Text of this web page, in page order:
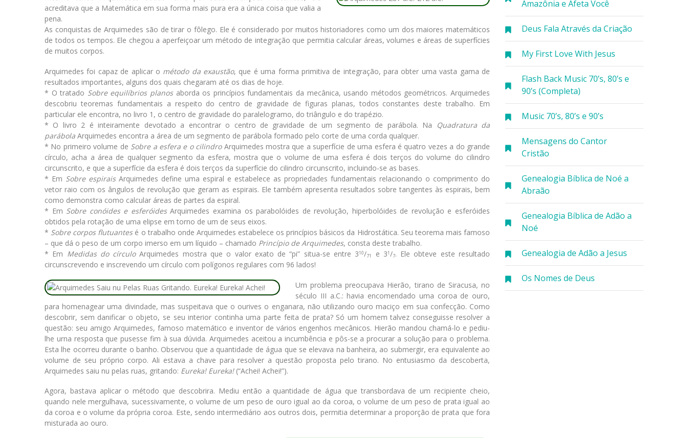
Amazônia e Afeta Você
Deus Fala Através da Criação
My First Love With Jesus
Flash Back Music 70’s, 80’s e
90’s (Completa)
Music 70’s, 80’s e 90’s
Mensagens do Cantor
Cristão
Genealogia Bíblica de Noé a
Abraão
Genealogia Bíblica de Adão a
Noé
Genealogia de Adão a Jesus
Os Nomes de Deus
acreditava que a Matemática em sua forma mais pura era a única coisa que valia a
pena.
As conquistas de Arquimedes são de tirar o fôlego. Ele é considerado por muitos historiadores como um dos maiores matemáticos
de todos os tempos. Ele chegou a aperfeiçoar um método de integração que permitia calcular áreas, volumes e áreas de superfícies
de muitos corpos.
Arquimedes foi capaz de aplicar o método da exaustão, que é uma forma primitiva de integração, para obter uma vasta gama de
resultados importantes, alguns dos quais chegaram até os dias de hoje.
* O tratado Sobre equilíbrios planosaborda os princípios fundamentais da mecânica, usando métodos geométricos. Arquimedes
descobriu teoremas fundamentais a respeito do centro de gravidade de figuras planas, todos constantes deste trabalho. Em
particular ele encontra, no livro 1, o centro de gravidade do paralelogramo, do triângulo e do trapézio.
* O livro 2 é inteiramente devotado a encontrar o centro de gravidade de um segmento de parábola. Na
Quadratura da
parábola Arquimedes encontra a área de um segmento de parábola formado pelo corte de uma corda qualquer.
* No primeiro volume de Sobre a esfera e o cilindroArquimedes mostra que a superfície de uma esfera é quatro vezes a do grande
círculo, acha a área de qualquer segmento da esfera, mostra que o volume de uma esfera é dois terços do volume do cilindro
circunscrito, e que a superfície da esfera é dois terços da superfície do cilindro circunscrito, incluindo-se as bases.
* Em Sobre espiraisArquimedes define uma espiral e estabelece as propriedades fundamentais relacionando o comprimento do
vetor raio com os ângulos de revolução que geram as espirais. Ele também apresenta resultados sobre tangentes às espirais, bem
como demonstra como calcular áreas de partes da espiral.
* Em Sobre conóides e esferóidesArquimedes examina os parabolóides de revolução, hiperbolóides de revolução e esferóides
obtidos pela rotação de uma elipse em torno de um de seus eixos.
* Sobre corpos flutuantesé o trabalho onde Arquimedes estabelece os princípios básicos da Hidrostática. Seu teorema mais famoso
– que dá o peso de um corpo imerso em um líquido – chamado Princípio de Arquimedes, consta deste trabalho.
* Em Medidas do círculoArquimedes mostra que o valor exato de “pi” situa-se entre 310/71 e 31/7. Ele obteve este resultado
circunscrevendo e inscrevendo um círculo com polígonos regulares com 96 lados!
Um problema preocupava Hierão, tirano de Siracusa, no
século III a.C.: havia encomendado uma coroa de ouro,
para homenagear uma divindade, mas suspeitava que o ourives o enganara, não utilizando ouro maciço em sua confecção. Como
descobrir, sem danificar o objeto, se seu interior continha uma parte feita de prata? Só um homem talvez conseguisse resolver a
questão: seu amigo Arquimedes, famoso matemático e inventor de vários engenhos mecânicos. Hierão mandou chamá-lo e pediu-
lhe urna resposta que pusesse fim à sua dúvida. Arquimedes aceitou a incumbência e pôs-se a procurar a solução para o problema.
Esta lhe ocorreu durante o banho. Observou que a quantidade de água que se elevava na banheira, ao submergir, era equivalente ao
volume de seu próprio corpo. Ali estava a chave para resolver a questão proposta pelo tirano. No entusiasmo da descoberta,
Arquimedes saiu nu pelas ruas, gritando: Eureka! Eureka!(“Achei! Achei!”).
Agora, bastava aplicar o método que descobrira. Mediu então a quantidade de água que transbordava de um recipiente cheio,
quando nele mergulhava, sucessivamente, o volume de um peso de ouro igual ao da coroa, o volume de um peso de prata igual ao
da coroa e o volume da própria coroa. Este, sendo intermediário aos outros dois, permitia determinar a proporção de prata que fora
misturada ao ouro.